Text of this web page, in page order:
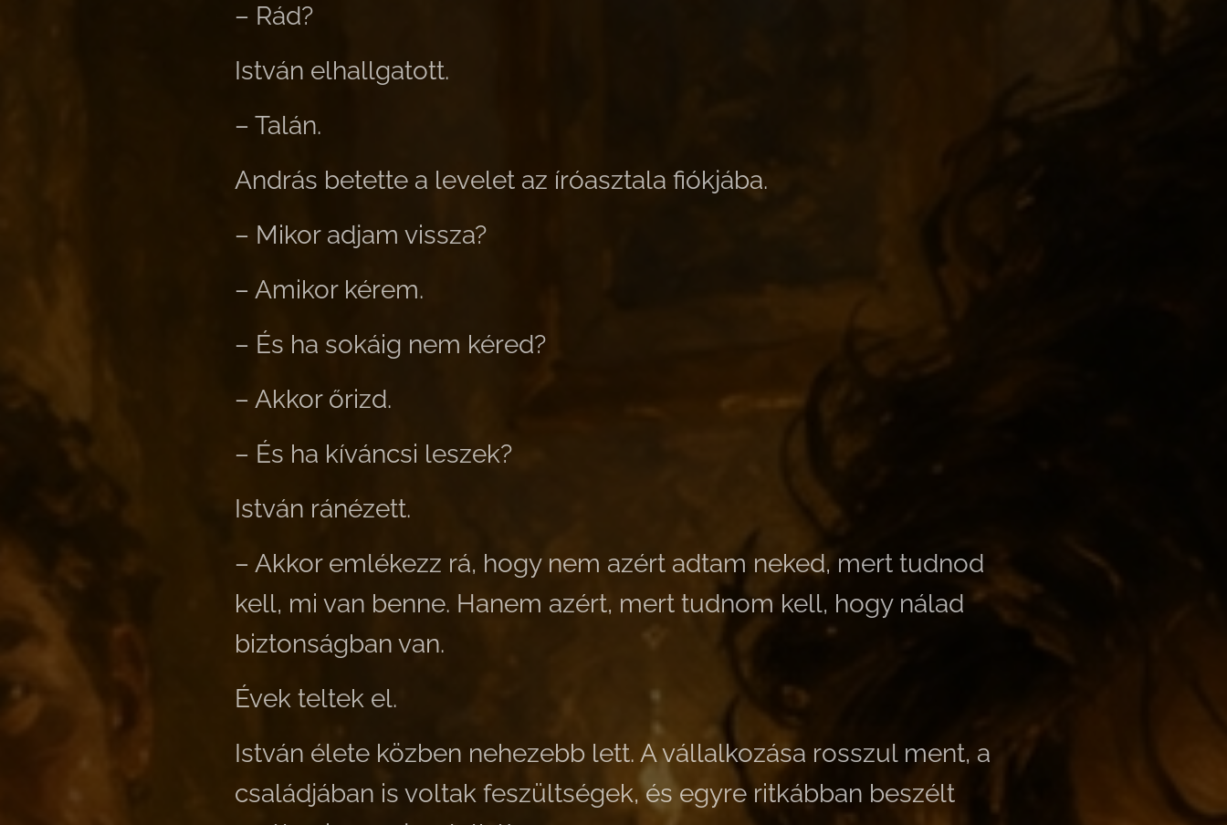
– Rád?
István elhallgatott.
– Talán.
András betette a levelet az íróasztala fiókjába.
– Mikor adjam vissza?
– Amikor kérem.
– És ha sokáig nem kéred?
– Akkor őrizd.
– És ha kíváncsi leszek?
István ránézett.
– Akkor emlékezz rá, hogy nem azért adtam neked, mert tudnod
kell, mi van benne. Hanem azért, mert tudnom kell, hogy nálad
biztonságban van.
Évek teltek el.
István élete közben nehezebb lett. A vállalkozása rosszul ment, a
családjában is voltak feszültségek, és egyre ritkábban beszélt